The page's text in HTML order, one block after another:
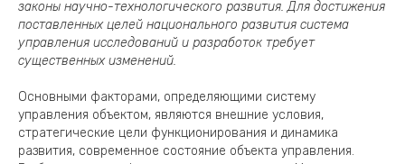
законы научно-технологического развития. Для достижения
поставленных целей национального развития система
управления исследований и разработок требует
существенных изменений.
Основными факторами, определяющими систему
управления объектом, являются внешние условия,
стратегические цели функционирования и динамика
развития, современное состояние объекта управления.